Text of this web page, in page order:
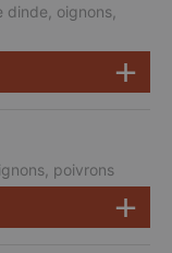
oignons,
poivrons